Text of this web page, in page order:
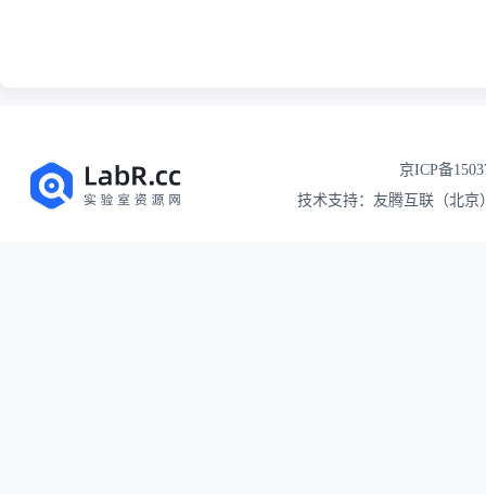
京ICP备
技术支持：友腾互联（北京